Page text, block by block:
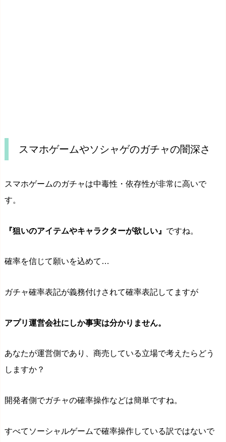
スマホゲームやソシャゲのガチャの闇深さ
スマホゲームのガチャは中毒性・依存性が非常に高いで
す。
『狙いのアイテムやキャラクターが欲しい』 ですね。
確率を信じて願いを込めて…
ガチャ確率表記が義務付けされて確率表記してますが
アプリ運営会社にしか事実は分かりません。
あなたが運営側であり、商売している立場で考えたらどう
しますか？
開発者側でガチャの確率操作などは簡単ですね。
すべてソーシャルゲームで確率操作している訳ではないで